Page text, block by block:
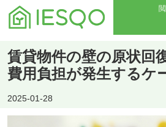
賃貸物件の壁の原状回
費用負担が発生するケ
2025-01-28